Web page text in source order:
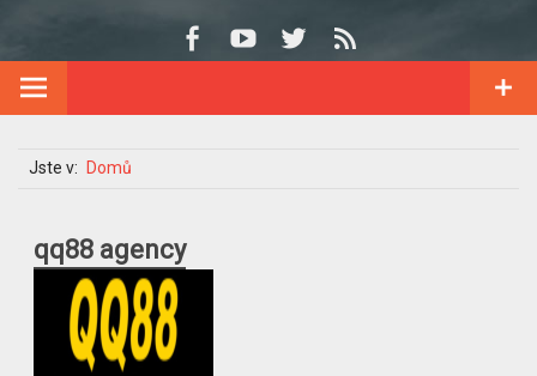
Jste v: Domů
qq88 agency